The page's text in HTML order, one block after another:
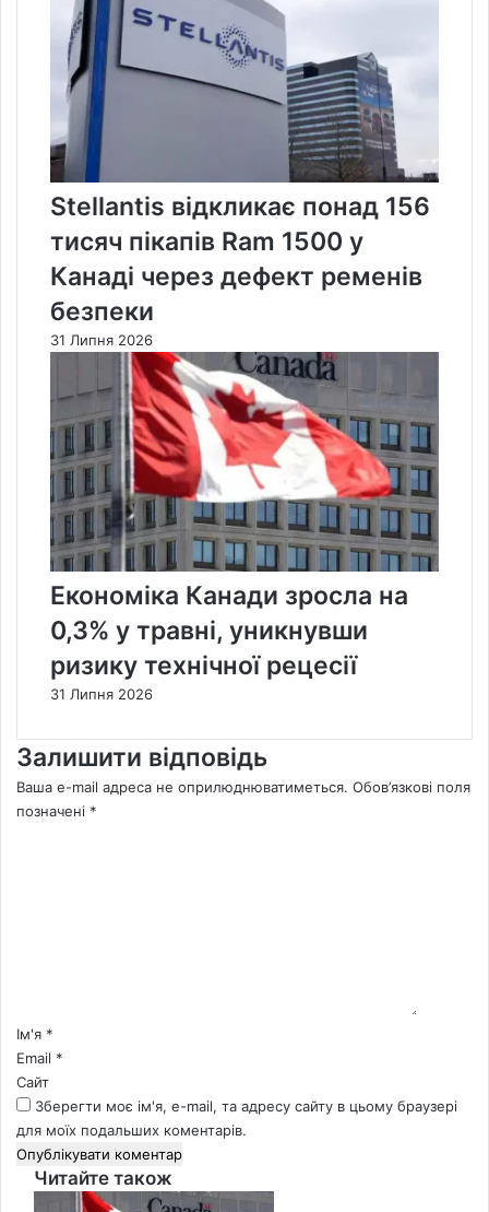
Stellantis відкликає понад 156
тисяч пікапів Ram 1500 у
Канаді через дефект ременів
безпеки
31 Липня 2026
Економіка Канади зросла на
0,3% у травні, уникнувши
ризику технічної рецесії
31 Липня 2026
Залишити відповідь
Ваша e-mail адреса не оприлюднюватиметься. Обов’язкові поля
позначені *
*Ім'я *
Email *
Сайт
Зберегти моє ім'я, e-mail, та адресу сайту в цьому браузері
для моїх подальших коментарів.
Читайте також